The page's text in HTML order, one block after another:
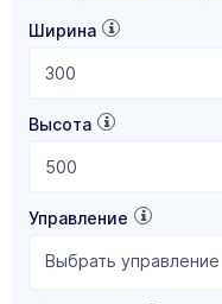
Ширина
Высота
Управление
Выбрать управление